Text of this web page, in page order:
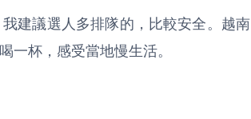
建議選人多排隊的，比較安全。越南
一杯，感受當地慢生活。